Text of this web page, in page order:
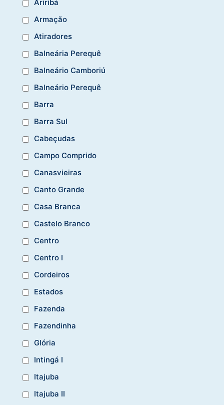
Ariribá
Armação
Atiradores
Balneária Perequê
Balneário Camboriú
Balneário Perequê
Barra
Barra Sul
Cabeçudas
Campo Comprido
Canasvieiras
Canto Grande
Casa Branca
Castelo Branco
Centro
Centro I
Cordeiros
Estados
Fazenda
Fazendinha
Glória
Intingá I
Itajuba
Itajuba II